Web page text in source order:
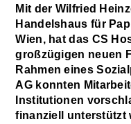
Mit der Wilfried
Handelshaus für
Wien, hat das CS
großzügigen neuen
Rahmen eines
AG konnten
Institutionen
finanziell unterstützt